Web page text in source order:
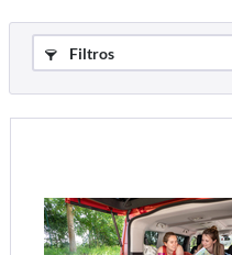
Filtros